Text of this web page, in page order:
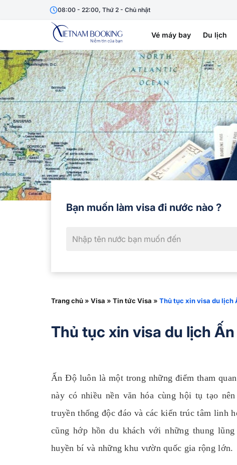
08:00 - 22:00, Thứ 2 - Chủ nhật
Vé máy bay Du lịch
Bạn muốn làm visa đi nước nào ?
Trang chủ» Visa » Tin tức Visa » Thủ tục xin visa du lịch
Thủ tục xin visa du lịch
Ấn Độ luôn là một trong những điểm tham
này có nhiều nền văn hóa cùng hội tụ tạo
truyền thống độc đáo và các kiến trúc tâm linh
cũng hớp hồn du khách với những thung
huyền bí và những khu vườn quốc gia rộng lớn.